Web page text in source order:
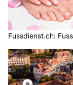
Fussdienst.ch: